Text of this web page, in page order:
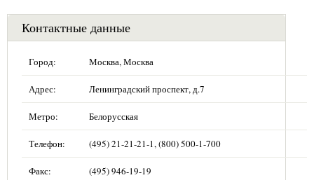
Контактные данные
Город: Москва, Москва
Адрес: Ленинградский проспект, д.7
Метро: Белорусская
Телефон: (495) 21-21-21-1, (800) 500-1-700
Факс: (495) 946-19-19